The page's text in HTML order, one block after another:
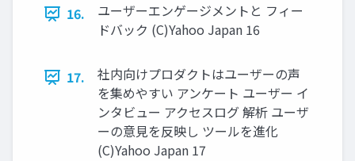
16.
ユーザーエンゲージメントと フィー
ドバック (C)Yahoo Japan 16
17.
社内向けプロダクトはユーザーの声
を集めやすい アンケート ユーザー イ
ンタビュー アクセスログ 解析 ユーザ
ーの意⾒を反映し ツールを進化
(C)Yahoo Japan 17